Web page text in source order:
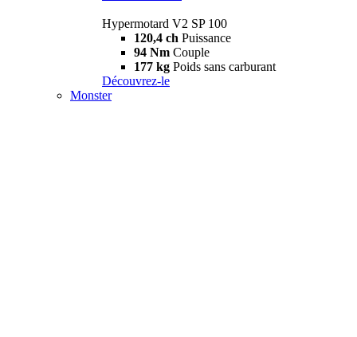
Hypermotard V2 SP 100
120,4 ch Puissance
94 Nm Couple
177 kg Poids sans carburant
Découvrez-le
Monster